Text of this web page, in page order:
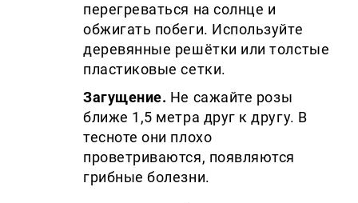
перегреваться на солнце и
обжигать побеги. Используйте
деревянные решётки или толстые
пластиковые сетки.
Загущение. Не сажайте розы
ближе 1,5 метра друг к другу. В
тесноте они плохо
проветриваются, появляются
грибные болезни.